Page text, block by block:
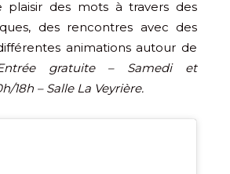
plaisir des mots à travers des
des rencontres avec des
animations autour de
gratuite – Samedi et
18h – Salle La Veyrière.